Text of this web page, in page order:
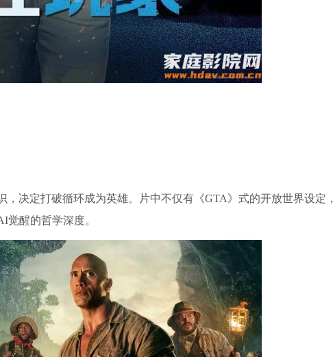
决定打破循环成为英雄。片中不仅有《GTA》式的开放世界设定，
醒的哲学深度。